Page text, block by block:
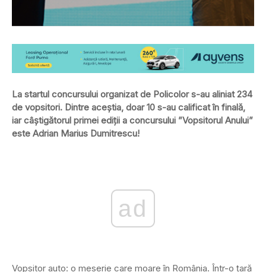
La startul concursului organizat de Policolor s-au aliniat 234
de vopsitori. Dintre aceștia, doar 10 s-au calificat în finală,
iar câștigătorul primei ediții a concursului ”Vopsitorul Anului”
este Adrian Marius Dumitrescu!
ad
Vopsitor auto: o meserie care moare în România. Într-o țară